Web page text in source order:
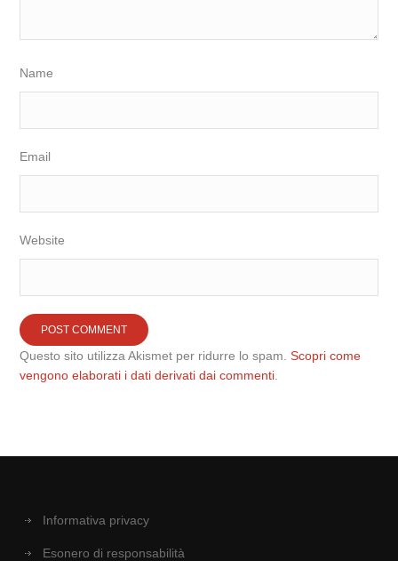
Name
Email
Website
Questo sito utilizza Akismet per ridurre lo spam.Scopri come
vengono elaborati i dati derivati dai commenti
Informativa privacy
Esonero di responsabilità